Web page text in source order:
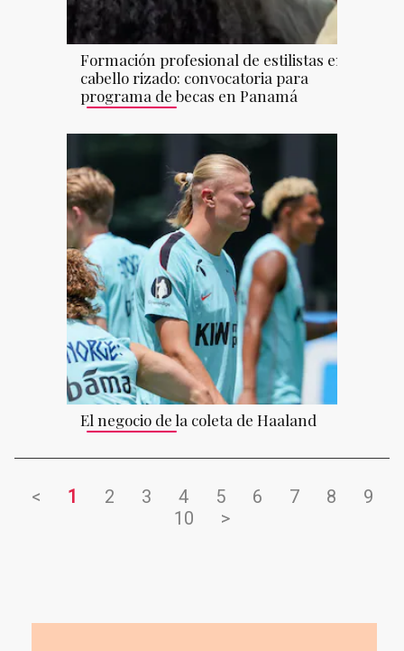
Formación profesional de estilistas en
cabello rizado: convocatoria para
programa de becas en Panamá
El negocio de la coleta de Haaland
< 1 2 3 4 5 6 7 8
9
10
>